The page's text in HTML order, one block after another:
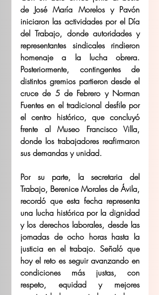
de José María Morelos y Pavón
iniciaron las actividades por el Día
del Trabajo, donde autoridades y
representantes sindicales rindieron
homenaje a la lucha obrera.
Posteriormente, contingentes de
distintos gremios partieron desde el
cruce de 5 de Febrero y Norman
Fuentes en el tradicional desfile por
el centro histórico, que concluyó
frente al Museo Francisco Villa,
donde los trabajadores reafirmaron
sus demandas y unidad.
Por su parte, la secretaria del
Trabajo, Berenice Morales de Ávila,
recordó que esta fecha representa
una lucha histórica por la dignidad
y los derechos laborales, desde las
jornadas de ocho horas hasta la
justicia en el trabajo. Señaló que
hoy el reto es seguir avanzando en
condiciones más justas, con
respeto, equidad y mejores